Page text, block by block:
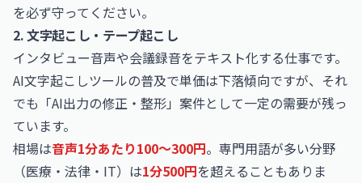
を必ず守ってください。
2. 文字起こし・テープ起こし
インタビュー音声や会議録音をテキスト化する仕事です。
AI文字起こしツールの普及で単価は下落傾向ですが、それ
でも「AI出力の修正・整形」案件として一定の需要が残っ
ています。
相場は音声1分あたり100〜300円。専門用語が多い分野
（医療・法律・IT）は1分500円を超えることもありま